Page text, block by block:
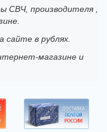
СВЧ, производителя ,
сайте в рублях.
магазине и